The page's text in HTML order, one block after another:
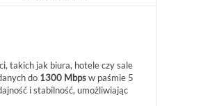
takich jak biura, hotele czy sale
do 1300 Mbpsw paśmie 5
i stabilność, umożliwiając